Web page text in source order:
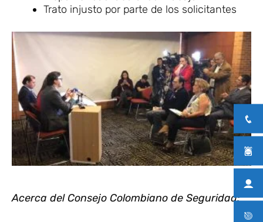
Trato injusto por parte de los solicitantes
Acerca del Consejo Colombiano de Seguridad: